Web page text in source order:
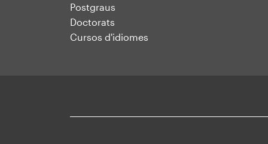
Postgraus
Doctorats
Cursos d'idiomes